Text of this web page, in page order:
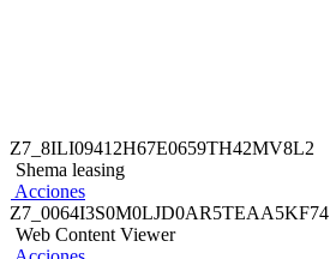
Z7_8ILI09412H67E0659TH42MV8L2
Shema leasing
Acciones
Z7_0064I3S0M0LJD0AR5TEAA5KF74
Web Content Viewer